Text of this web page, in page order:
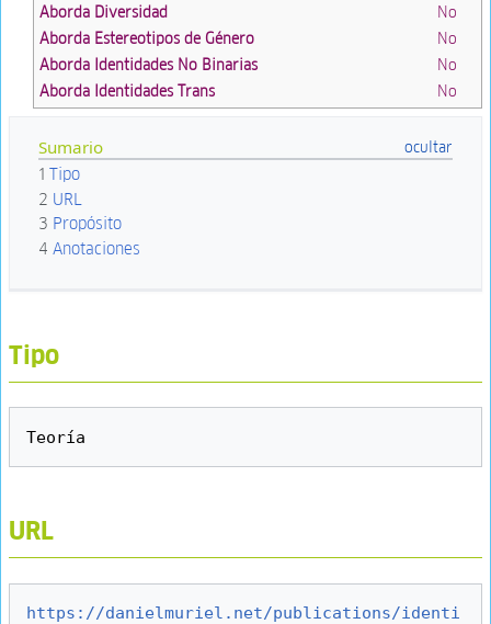
Aborda Diversidad
No
Aborda Estereotipos de Género
No
Aborda Identidades No Binarias
No
Aborda Identidades Trans
No
Sumario
1 Tipo
2 URL
3 Propósito
4 Anotaciones
Tipo
URL
https://danielmuriel.net/publications/identi